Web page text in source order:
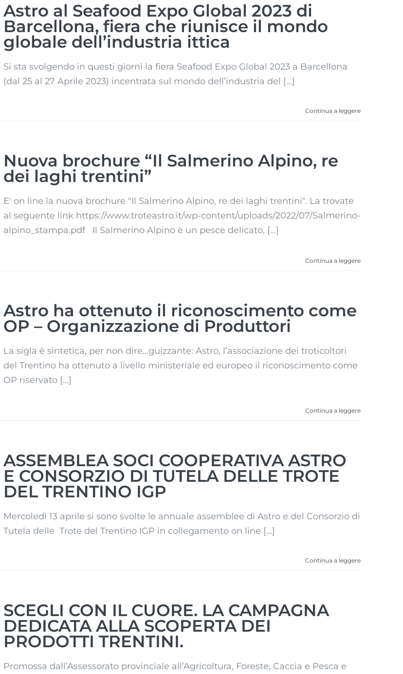
Astro al Seafood Expo Global 2023 di
Barcellona, fiera che riunisce il mondo
globale dell’industria ittica
Si sta svolgendo in questi giorni la fiera Seafood Expo Global 2023 a Barcellona
(dal 25 al 27 Aprile 2023) incentrata sul mondo dell’industria del [...]
Continua a leggere
Nuova brochure “Il Salmerino Alpino, re
dei laghi trentini”
E' on line la nuova brochure "Il Salmerino Alpino, re dei laghi trentini". La trovate
al seguente link https://www.troteastro.it/wp-content/uploads/2022/07/Salmerino-
alpino_stampa.pdf Il Salmerino Alpino è un pesce delicato, [...]
Continua a leggere
Astro ha ottenuto il riconoscimento come
OP – Organizzazione di Produttori
La sigla è sintetica, per non dire…guizzante: Astro, l’associazione dei troticoltori
del Trentino ha ottenuto a livello ministeriale ed europeo il riconoscimento come
OP riservato [...]
Continua a leggere
ASSEMBLEA SOCI COOPERATIVA ASTRO
E CONSORZIO DI TUTELA DELLE TROTE
DEL TRENTINO IGP
Mercoledì 13 aprile si sono svolte le annuale assemblee di Astro e del Consorzio di
Tutela delle Trote del Trentino IGP in collegamento on line [...]
Continua a leggere
SCEGLI CON IL CUORE. LA CAMPAGNA
DEDICATA ALLA SCOPERTA DEI
PRODOTTI TRENTINI.
Promossa dall’Assessorato provinciale all’Agricoltura, Foreste, Caccia e Pesca e